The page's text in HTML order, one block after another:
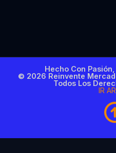
Hecho Con
© 2026 Reinvente
Todos Los
IR